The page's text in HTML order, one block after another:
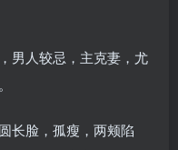
人较忌，主克妻，尤
脸，孤瘦，两颊陷